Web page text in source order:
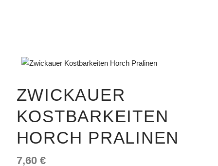
ZWICKAUER
KOSTBARKEITEN
HORCH PRALINEN
7,60 €